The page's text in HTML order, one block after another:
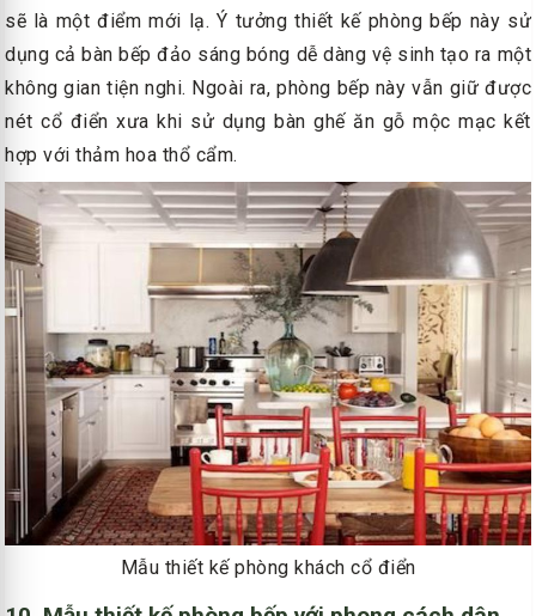
sẽ là một điểm mới lạ. Ý tưởng thiết kế phòng bếp này sử
dụng cả bàn bếp đảo sáng bóng dễ dàng vệ sinh tạo ra một
không gian tiện nghi. Ngoài ra, phòng bếp này vẫn giữ được
nét cổ điển xưa khi sử dụng bàn ghế ăn gỗ mộc mạc kết
hợp với thảm hoa thổ cẩm.
Mẫu thiết kế phòng khách cổ điển